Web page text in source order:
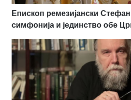
Епископ ремезијански
симфонија и јединство обе